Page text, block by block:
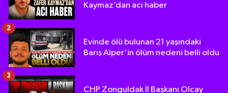
Kaymaz’dan acı haber
Evinde ölü bulunan 21 yaşındaki
Barış Alper'in ölüm nedeni belli oldu
2
CHP Zonguldak İl Başkanı Olcay
3